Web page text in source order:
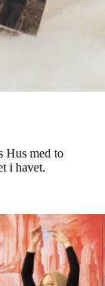
Hus med to
i havet.